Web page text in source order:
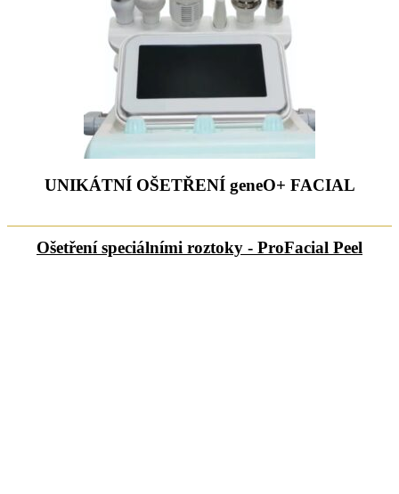
UNIKÁTNÍ OŠETŘENÍ geneO+ FACIAL
Ošetření speciálními roztoky - ProFacial Peel